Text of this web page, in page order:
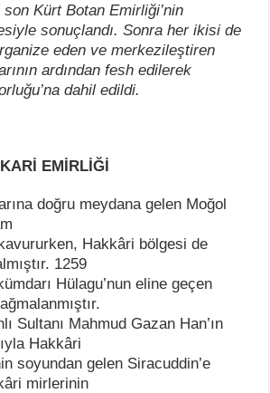
Kürt Botan Emirliği’nin
sonuçlandı. Sonra her ikisi de
eden ve merkezileştiren
ardından fesh edilerek
dahil edildi.
EMİRLİĞİ
doğru meydana gelen Moğol
Hakkâri bölgesi de
1259
Hülagu’nun eline geçen
Sultanı Mahmud Gazan Han’ın
Hakkâri
soyundan gelen Siracuddin’e
mirlerinin